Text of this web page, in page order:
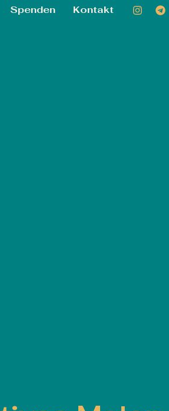
Spenden Kontakt